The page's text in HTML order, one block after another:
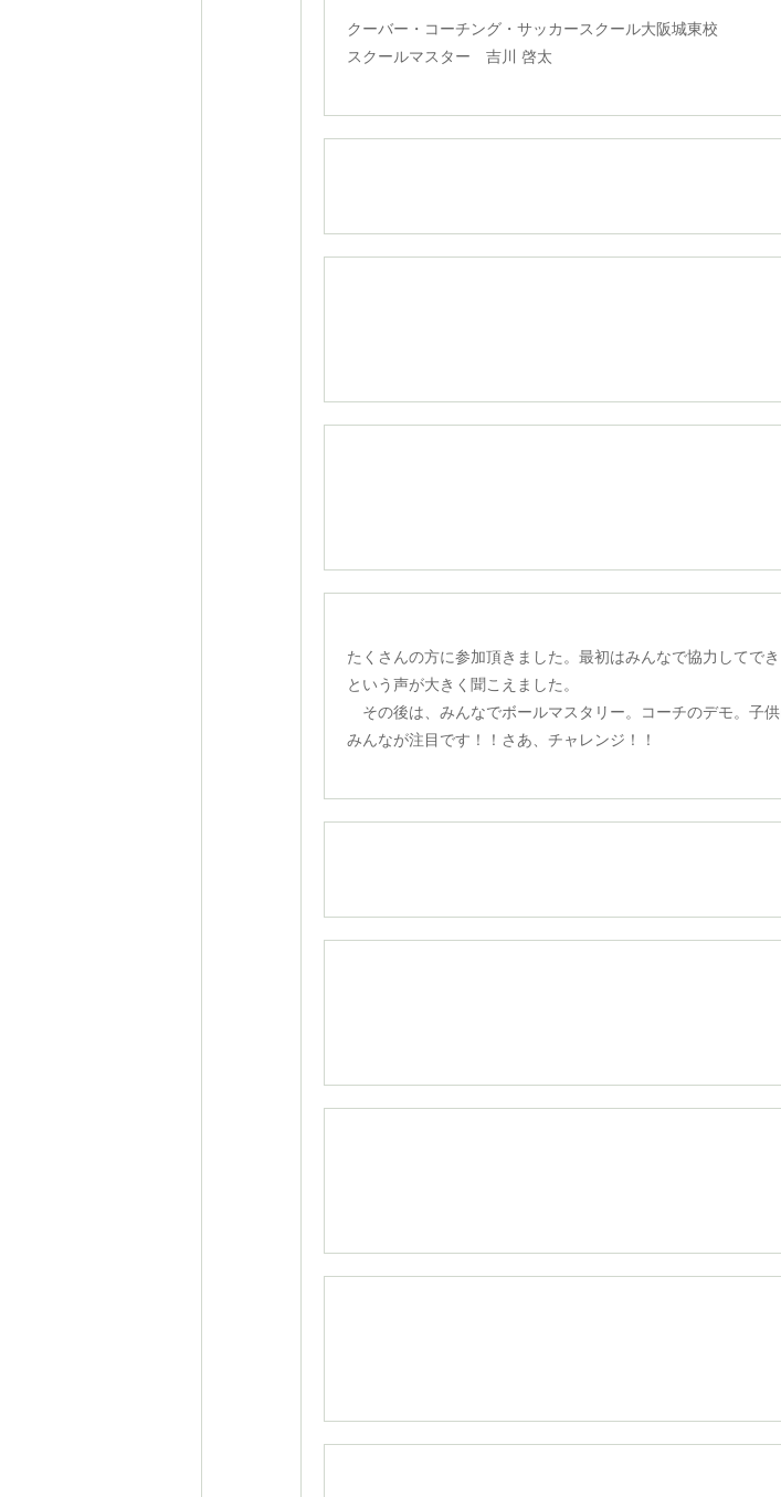
クーバー・コーチング・サッカースクール大阪城東校
スクールマスター 吉川 啓太
たくさんの方に参加頂きました。最初はみんなで協力してで
という声が大きく聞こえました。
その後は、みんなでボールマスタリー。コーチのデモ。子供
みんなが注目です！！さあ、チャレンジ！！